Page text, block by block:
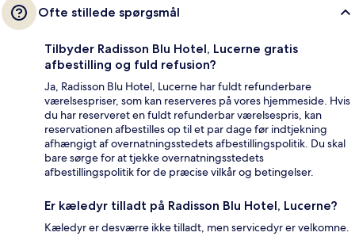
Ofte stillede spørgsmål
Tilbyder Radisson Blu Hotel, Lucerne gratis
afbestilling og fuld refusion?
Ja, Radisson Blu Hotel, Lucerne har fuldt refunderbare
værelsespriser, som kan reserveres på vores hjemmeside. Hvis
du har reserveret en fuldt refunderbar værelsespris, kan
reservationen afbestilles op til et par dage før indtjekning
afhængigt af overnatningsstedets afbestillingspolitik. Du skal
bare sørge for at tjekke overnatningsstedets
afbestillingspolitik for de præcise vilkår og betingelser.
Er kæledyr tilladt på Radisson Blu Hotel, Lucerne?
Kæledyr er desværre ikke tilladt, men servicedyr er velkomne.